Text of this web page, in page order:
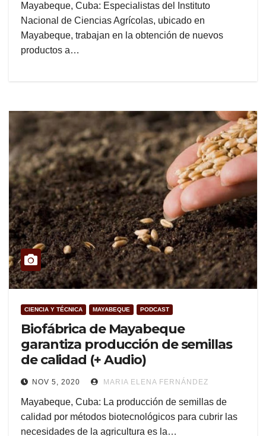
Mayabeque, Cuba: Especialistas del Instituto
Nacional de Ciencias Agrícolas, ubicado en
Mayabeque, trabajan en la obtención de nuevos
productos a…
CIENCIA Y TÉCNICA MAYABEQUE PODCAST
Biofábrica de Mayabeque
garantiza producción de semillas
de calidad (+ Audio)
NOV 5, 2020 MARIA ELENA FERNÁNDEZ
Mayabeque, Cuba: La producción de semillas de
calidad por métodos biotecnológicos para cubrir las
necesidades de la agricultura es la…